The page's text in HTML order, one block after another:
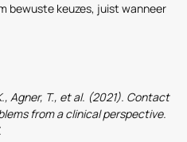
bewuste keuzes, juist wanneer
Agner, T., et al. (2021). Contact
from a clinical perspective.